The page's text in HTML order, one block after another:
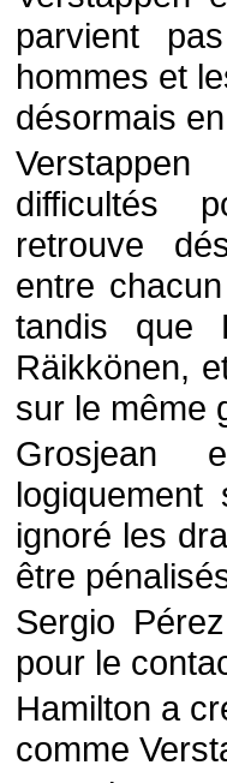
parvient
hommes et
désormais
difficultés
retrouve
entre
tandis que
Räikkönen,
sur le même
Grosjean
ignoré les
être
Sergio
pour le
Hamilton a
comme